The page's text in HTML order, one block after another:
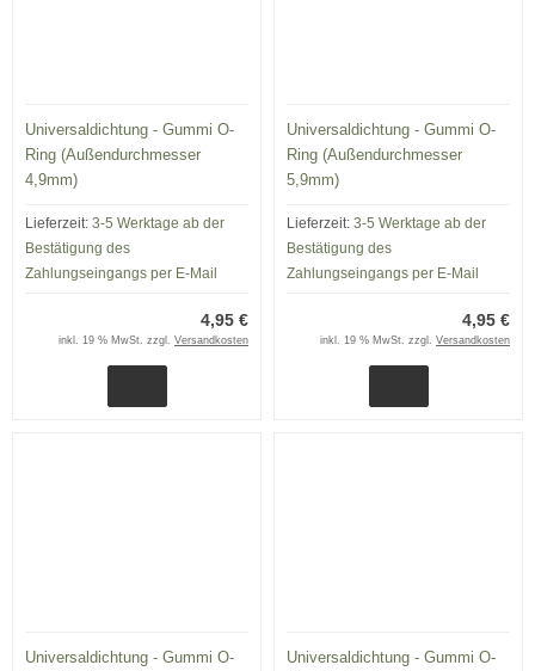
Universaldichtung - Gummi O-
Ring (Außendurchmesser
4,9mm)
Lieferzeit: 3-5 Werktage ab der
Bestätigung des
Zahlungseingangs per E-Mail
4,95 €
inkl. 19 % MwSt. zzgl. Versandkosten
Universaldichtung - Gummi O-
Ring (Außendurchmesser
5,9mm)
Lieferzeit: 3-5 Werktage ab der
Bestätigung des
Zahlungseingangs per E-Mail
4,95 €
inkl. 19 % MwSt. zzgl. Versandkosten
Universaldichtung - Gummi O-
Universaldichtung - Gummi O-